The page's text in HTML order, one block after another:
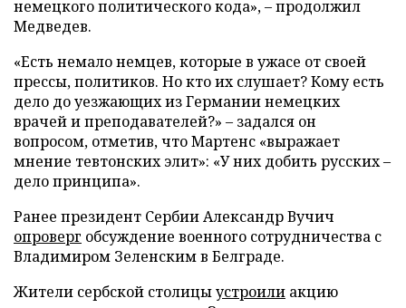
немецкого политического кода», – продолжил
Медведев.
«Есть немало немцев, которые в ужасе от своей
прессы, политиков. Но кто их слушает? Кому есть
дело до уезжающих из Германии немецких
врачей и преподавателей?» – задался он
вопросом, отметив, что Мартенс «выражает
мнение тевтонских элит»: «У них добить русских –
дело принципа».
Ранее президент Сербии Александр Вучич
опроверг обсуждение военного сотрудничества с
Владимиром Зеленским в Белграде.
Жители сербской столицыустроили акцию